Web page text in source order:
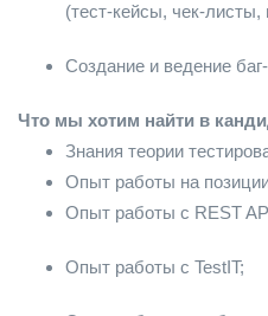
(тест-кейсы, чек-листы,
Создание и ведение
Что мы хотим найти в
Знания теории
Опыт работы на
Опыт работы с REST
Опыт работы c TestIT;